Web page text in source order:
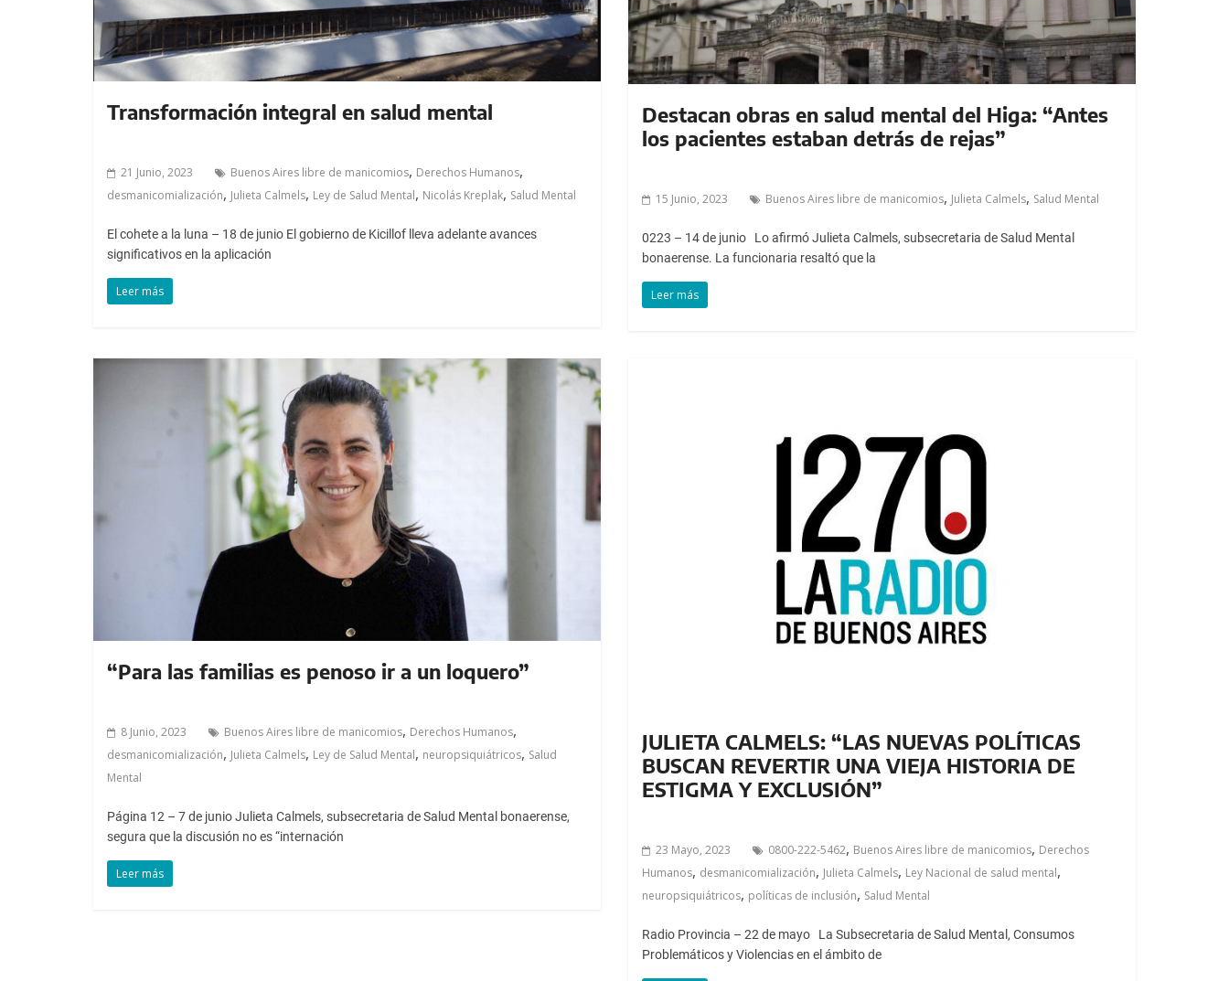
Transformación integral en salud mental
21 Junio, 2023 Buenos Aires libre de manicomios, Derechos Humanos,
desmanicomialización, Julieta Calmels, Ley de Salud Mental, Nicolás Kreplak, Salud Mental
El cohete a la luna – 18 de junio El gobierno de Kicillof lleva adelante avances
significativos en la aplicación
Leer más
Destacan obras en salud mental del Higa: “Antes
los pacientes estaban detrás de rejas”
15 Junio, 2023 Buenos Aires libre de manicomios, Julieta Calmels, Salud Mental
0223 – 14 de junio Lo afirmó Julieta Calmels, subsecretaria de Salud Mental
bonaerense. La funcionaria resaltó que la
Leer más
“Para las familias es penoso ir a un loquero”
8 Junio, 2023 Buenos Aires libre de manicomios, Derechos Humanos,
desmanicomialización, Julieta Calmels, Ley de Salud Mental, neuropsiquiátricos, Salud
Mental
Página 12 – 7 de junio Julieta Calmels, subsecretaria de Salud Mental bonaerense,
segura que la discusión no es “internación
Leer más
JULIETA CALMELS: “LAS NUEVAS POLÍTICAS
BUSCAN REVERTIR UNA VIEJA HISTORIA DE
ESTIGMA Y EXCLUSIÓN”
23 Mayo, 2023 0800-222-5462, Buenos Aires libre de manicomios, Derechos
Humanos, desmanicomialización, Julieta Calmels, Ley Nacional de salud mental,
neuropsiquiátricos, políticas de inclusión, Salud Mental
Radio Provincia – 22 de mayo La Subsecretaria de Salud Mental, Consumos
Problemáticos y Violencias en el ámbito de